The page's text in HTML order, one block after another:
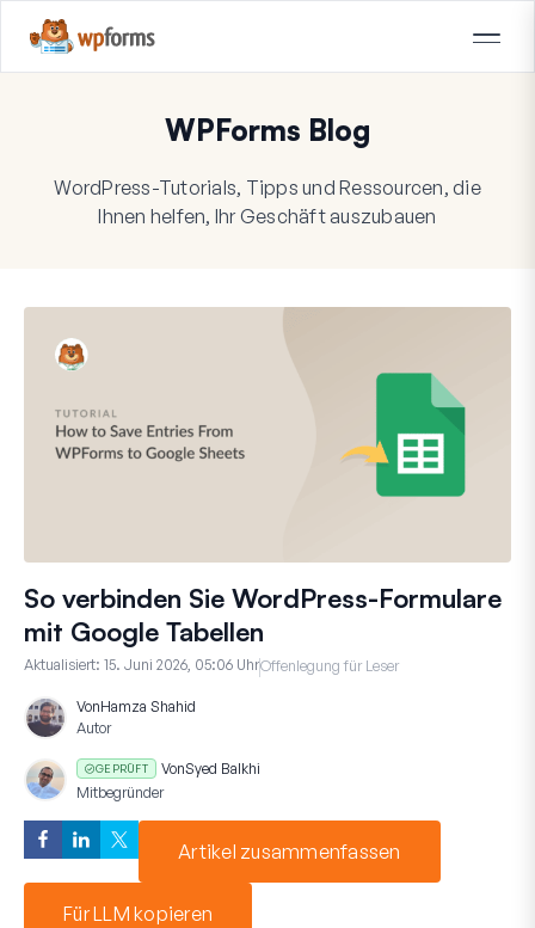
WPForms Blog
WordPress-Tutorials, Tipps und Ressourcen, die
Ihnen helfen, Ihr Geschäft auszubauen
So verbinden Sie WordPress-Formulare
mit Google Tabellen
Aktualisiert: 15. Juni 2026, 05:06 UhrOffenlegung für Leser
VonHamza Shahid
Autor
GEPRÜFT VonSyed Balkhi
Mitbegründer
Artikel zusammenfassen
Für LLM kopieren